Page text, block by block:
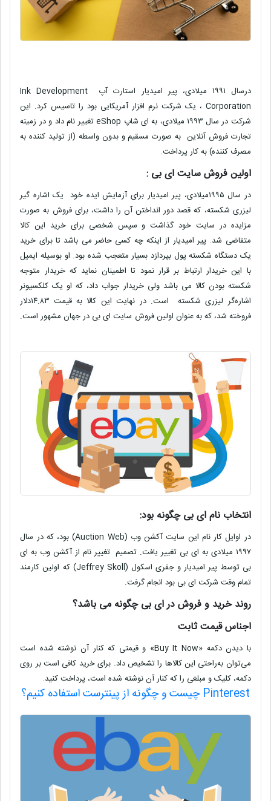
درسال ١٩٩١ میلادى، پیر امیدیار استارت آپ
Ink Development
Corporation ، یک شرکت نرم افزار آمریکایى بود را تاسیس کرد. این
شرکت در سال ١٩٩٣ میلادى، به اى شاپ
eShopتغییر نام داد و در زمینه
تجارت فروش آنلاین به صورت مسقیم و بدون واسطه (از تولید کننده به
مصرف کننده) به کار پرداخت.
اولین فروش سایت اى بى :
در سال ١٩٩٥میلادى، پیر امیدیار براى آزمایش ایده خود یک اشاره گیر
لیزرى شکسته، که قصد دور انداختن آن را داشت، براى فروش به صورت
مزایده در سایت خود گذاشت و سپس شخصى براى خرید این کالا
متقاضى شد. پیر امیدیار از اینکه چه کسى حاضر مى باشد تا برای خرید
یک دستگاه شکسته پول بپردازد بسیار متعجب شده بود. او بوسیله ایمیل
با این خریدار ارتباط بر قرار نمود تا اطمینان نماید که خریدار متوجه
شکسته بودن کالا مى باشد ولى خریدار جواب داد، که او یک کلکسیونر
اشاره‌گر لیزری شکسته است. در نهایت این کالا به قیمت ١٤.٨٣دلار
فروخته شد، که به عنوان اولین فروش سایت اى بى در جهان مشهور است.
انتخاب نام اى بى چگونه بود:
در اوایل کار نام این سایت آکشن وب (Auction Web) بود، که در سال
١٩٩٧ میلادى به اى بى تغییر یافت. تصمیم تغییر نام از آکشن وب به اى
بى توسط پیر امیدیار و جفرى اسکول (Jeffrey Skoll)که اولین کارمند
تمام وقت شرکت اى بى بود انجام گرفت.
روند خرید و فروش در اى بى چگونه مى باشد؟
اجناس قیمت‌‌ ثابت
با دیدن دکمه «Buy It Now» و قیمتی که کنار آن نوشته شده است
می‌توان به‌راحتی این کالاها را تشخیص داد. برای خرید کافی است بر روی
دکمه، کلیک و مبلغی را که کنار آن نوشته شده است، پرداخت کنید.
Pinterest چیست و چگونه از پینترست استفاده کنیم؟